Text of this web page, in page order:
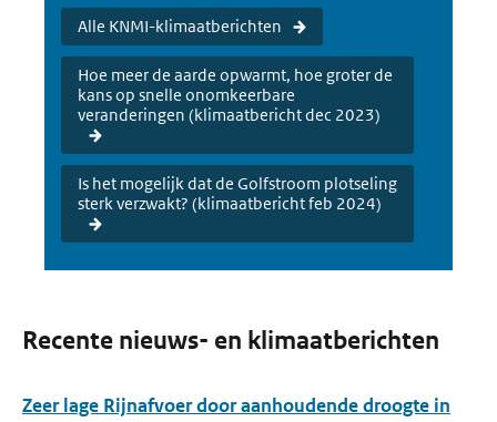
Alle KNMI-klimaatberichten
Hoe meer de aarde opwarmt, hoe groter de
kans op snelle onomkeerbare
veranderingen (klimaatbericht dec 2023)
Is het mogelijk dat de Golfstroom plotseling
sterk verzwakt? (klimaatbericht feb 2024)
Recente nieuws- en klimaatberichten
Zeer lage Rijnafvoer door aanhoudende droogte in